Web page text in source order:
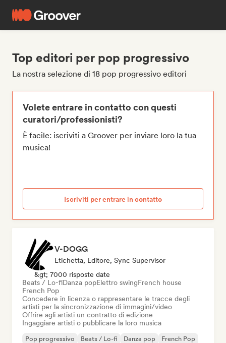
Top editori per pop progressivo
La nostra selezione di 18 pop progressivo editori
Volete entrare in contatto con questi
curatori/professionisti?
È facile: iscriviti a Groover per inviare loro la tua
musica!
Iscriviti per entrare in contatto
V-DOGG
Etichetta, Editore, Sync Supervisor
&gt; 7000 risposte date
Beats / Lo-fiDanza popElettro swingFrench house
French Pop
Concedere in licenza o rappresentare le tracce degli
artisti per la sincronizzazione di immagini/video
Offrire agli artisti un contratto di edizione
Ingaggiare artisti o pubblicare la loro musica
Pop progressivo Beats / Lo-fi Danza pop
French Pop